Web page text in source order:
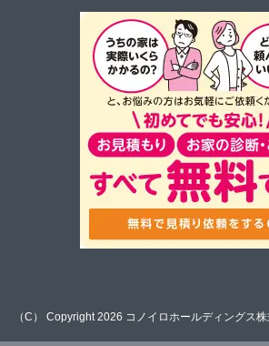
（C） Copyright 2026 コノイロホールディングス